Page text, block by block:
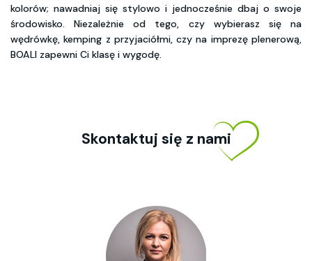
kolorów; nawadniaj się stylowo i jednocześnie dbaj o swoje
środowisko. Niezależnie od tego, czy wybierasz się na
wędrówkę, kemping z przyjaciółmi, czy na imprezę plenerową,
BOALI zapewni Ci klasę i wygodę.
Skontaktuj się z nami